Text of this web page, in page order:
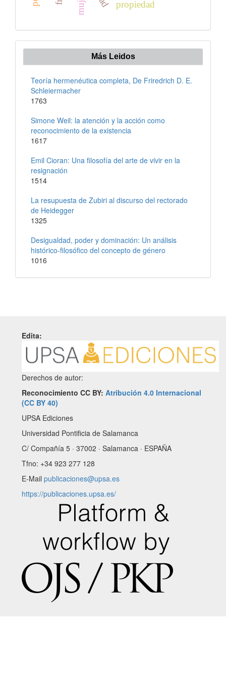
propiedad
Más Leidos
Teoría hermenéutica completa, De Friredrich D. E.
Schleiermacher
1763
Simone Weil: la atención y la acción como
reconocimiento de la existencia
1617
Emil Cioran: Una filosofía del arte de vivir en la
resignación
1514
La resupuesta de Zubiri al discurso del rectorado
de Heidegger
1325
Desigualdad, poder y dominación: Un análisis
histórico-filosófico del concepto de género
1016
Edita:
Derechos de autor:
Reconocimiento CC BY: Atribución 4.0 Internacional
(CC BY 40)
UPSA Ediciones
Universidad Pontificia de Salamanca
C/ Compañía 5 · 37002 · Salamanca · ESPAÑA
Tfno: +34 923 277 128
E-Mail publicaciones@upsa.es
https://publicaciones.upsa.es/